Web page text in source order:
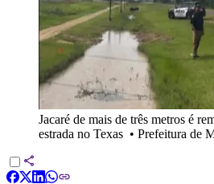
Jacaré de mais de três metros é
estrada no Texas • Prefeitura de